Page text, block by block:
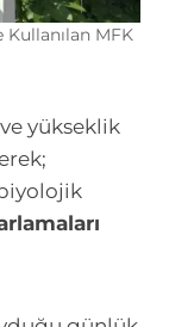
Kullanılan MFK
yükseklik